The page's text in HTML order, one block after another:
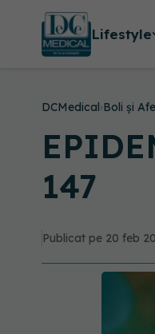
Lifestyle
DCMedical›Boli și
147
Publicat pe 20 feb